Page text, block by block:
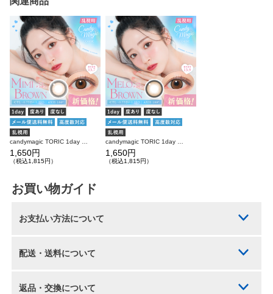
candymagic TORIC 1day ミミブラウン 乱視用 10枚入り キャンディーマジック カラコン(CYL：-0.75D～-1.25D)
1,650円
（税込1,815円）
candymagic TORIC 1day メロブラウン 乱視用 10枚入り キャンディーマジック カラコン(CYL：-0.75D～-1.25D)
1,650円
（税込1,815円）
お買い物ガイド
お支払い方法について
配送・送料について
返品・交換について